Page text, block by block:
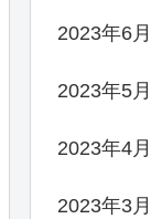
2023年6月
2023年5月
2023年4月
2023年3月